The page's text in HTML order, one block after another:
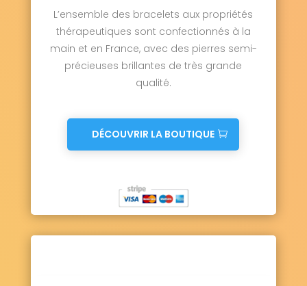
L’ensemble des bracelets aux propriétés
thérapeutiques sont confectionnés à la
main et en France, avec des pierres semi-
précieuses brillantes de très grande
qualité.
DÉCOUVRIR LA BOUTIQUE